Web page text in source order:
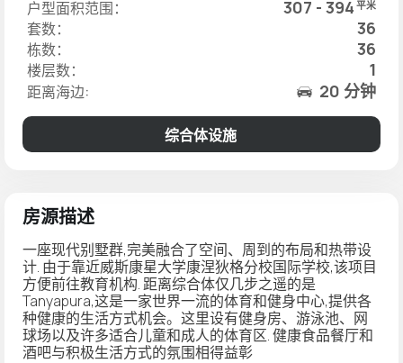
房源描述
一座现代别墅群,完美融合了空间、周到的布局和热带设
计. 由于靠近威斯康星大学康涅狄格分校国际学校,该项目
方便前往教育机构. 距离综合体仅几步之遥的是
Tanyapura,这是一家世界一流的体育和健身中心,提供各
种健康的生活方式机会。这里设有健身房、游泳池、网
球场以及许多适合儿童和成人的体育区. 健康食品餐厅和
酒吧与积极生活方式的氛围相得益彰
户型面积范围： 307 - 394 平米
套数： 36
栋数： 36
楼层数： 1
距离海边: 20 分钟
综合体设施